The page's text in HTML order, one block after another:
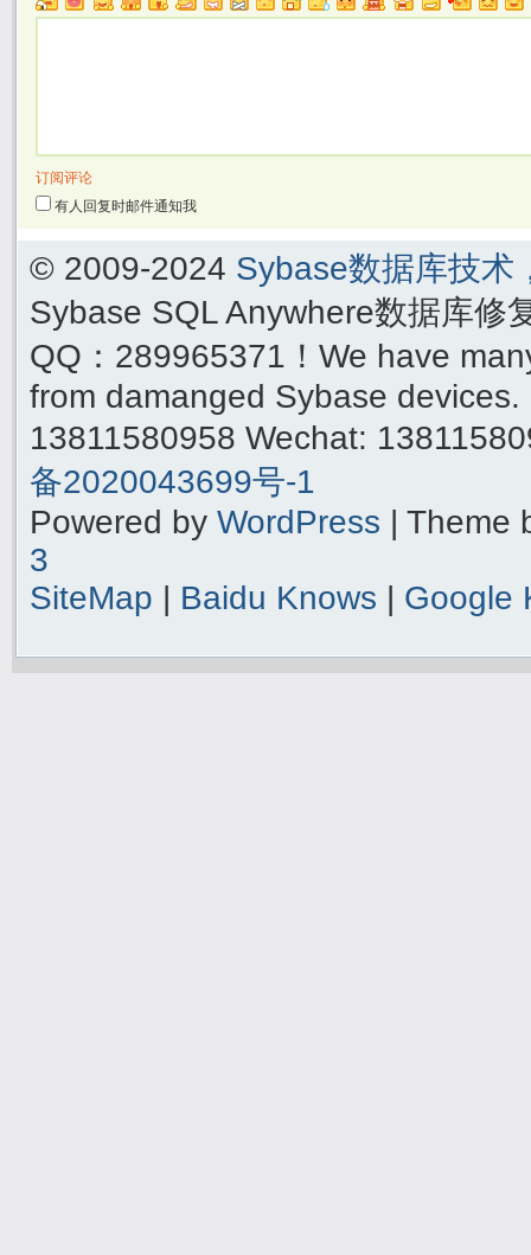
订阅评论
有人回复时邮件通知我
© 2009-2024 Sybase数据库技术
Sybase SQL Anywhere数据库修
QQ：289965371！We have
from damanged Sybase
13811580958 Wechat:
备2020043699号-1
Powered by WordPress | Theme
3
SiteMap | Baidu Knows | Google